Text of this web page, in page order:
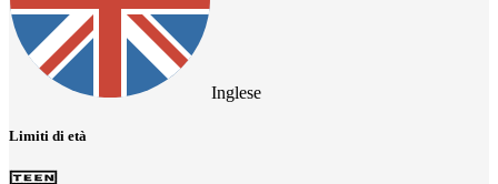
Inglese
Limiti di età